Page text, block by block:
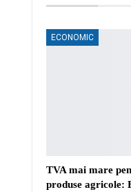
ECONOMIC
TVA mai mare
produse agricole: